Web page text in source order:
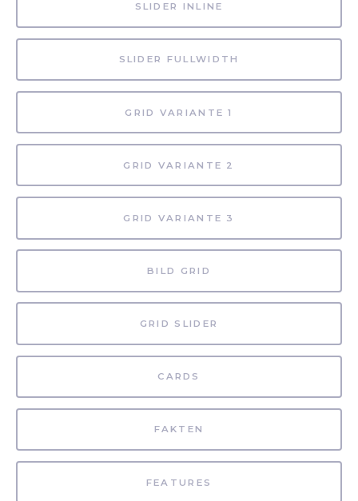
SLIDER INLINE
SLIDER FULLWIDTH
GRID VARIANTE 1
GRID VARIANTE 2
GRID VARIANTE 3
BILD GRID
GRID SLIDER
CARDS
FAKTEN
FEATURES